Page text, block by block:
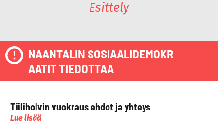
Esittely
NAANTALIN SOSIAALIDEMOKR
AATIT TIEDOTTAA
Tiiliholvin vuokraus ehdot ja yhteys
Lue lisää